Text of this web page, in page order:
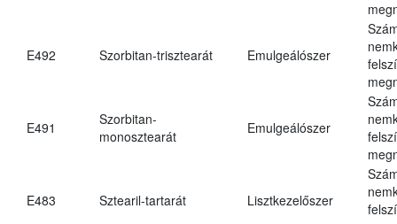
E492 Szorbitan-trisztearát Emulgeálószer
E491
Szorbitan-
monosztearát
Emulgeálószer
E483 Sztearil-tartarát Lisztkezelőszer